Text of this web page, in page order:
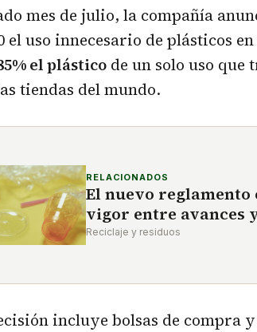
mes de julio, la compañía
el uso innecesario de plásticos
el plástico de un solo uso que
tiendas del mundo.
RELACIONADOS
El nuevo reglamento
vigor entre avances
Reciclaje y residuos
incluye bolsas de compra